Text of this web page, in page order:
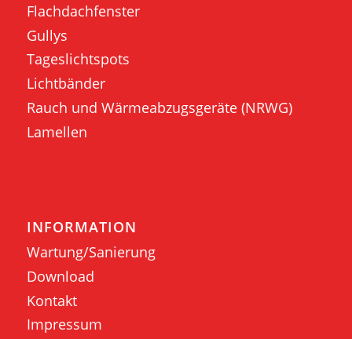
Flachdachfenster
Gullys
Tageslichtspots
Lichtbänder
Rauch und Wärmeabzugsgeräte (NRWG)
Lamellen
INFORMATION
Wartung/Sanierung
Download
Kontakt
Impressum